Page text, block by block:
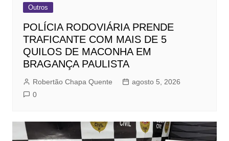
Outros
POLÍCIA RODOVIÁRIA PRENDE
TRAFICANTE COM MAIS DE 5
QUILOS DE MACONHA EM
BRAGANÇA PAULISTA
Robertão Chapa Quente
agosto 5, 2026
0